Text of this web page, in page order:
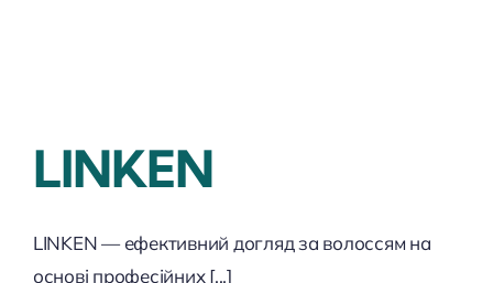
LINKEN
LINKEN — ефективний догляд за волоссям на
основі професійних [...]